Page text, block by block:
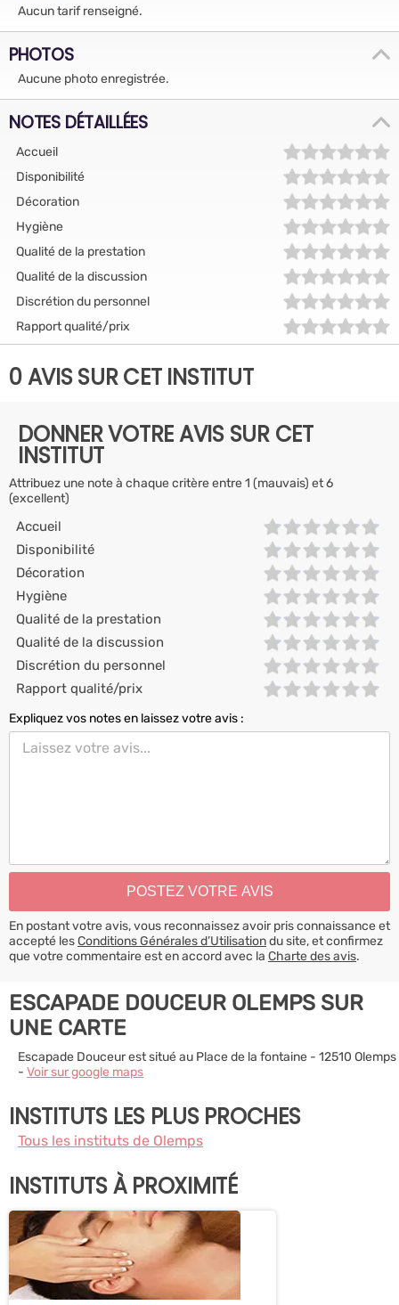
Aucun tarif renseigné.
PHOTOS
Aucune photo enregistrée.
NOTES DÉTAILLÉES
Accueil
Disponibilité
Décoration
Hygiène
Qualité de la prestation
Qualité de la discussion
Discrétion du personnel
Rapport qualité/prix
0 AVIS SUR CET INSTITUT
DONNER VOTRE AVIS SUR CET
INSTITUT
Attribuez une note à chaque critère entre 1 (mauvais) et 6
(excellent)
Accueil
Disponibilité
Décoration
Hygiène
Qualité de la prestation
Qualité de la discussion
Discrétion du personnel
Rapport qualité/prix
Expliquez vos notes en laissez votre avis :
En postant votre avis, vous reconnaissez avoir pris connaissance et
accepté lesConditions Générales d’Utilisationdu site, et confirmez
que votre commentaire est en accord avec la Charte des avis.
ESCAPADE DOUCEUR OLEMPS SUR
UNE CARTE
Escapade Douceur est situé au Place de la fontaine - 12510 Olemps
- Voir sur google maps
INSTITUTS LES PLUS PROCHES
Tous les instituts de Olemps
INSTITUTS À PROXIMITÉ